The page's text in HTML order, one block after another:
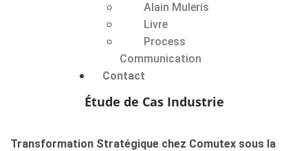
Alain Muleris
Livre
Process
Communication
Contact
Étude de Cas Industrie
Transformation Stratégique chez Comutex sous la